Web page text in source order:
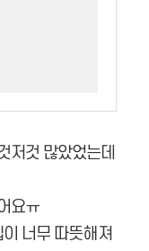
저것 많았었는데
요ㅠ
너무 따뜻해져